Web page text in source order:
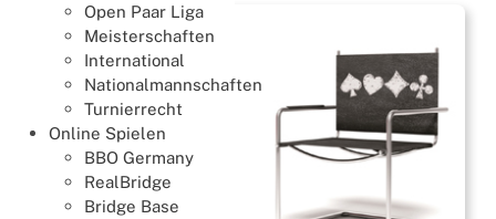
Open Paar Liga
Meisterschaften
International
Nationalmannschaften
Turnierrecht
Online Spielen
BBO Germany
RealBridge
Bridge Base